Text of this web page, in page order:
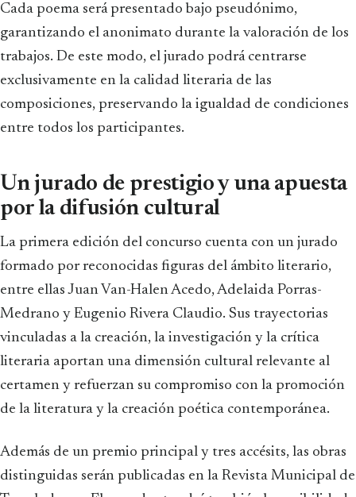
Cada poema será presentado bajo pseudónimo,
garantizando el anonimato durante la valoración de los
trabajos. De este modo, el jurado podrá centrarse
exclusivamente en la calidad literaria de las
composiciones, preservando la igualdad de condiciones
entre todos los participantes.
Un jurado de prestigio y una apuesta
por la difusión cultural
La primera edición del concurso cuenta con un jurado
formado por reconocidas figuras del ámbito literario,
entre ellas Juan Van-Halen Acedo, Adelaida Porras-
Medrano y Eugenio Rivera Claudio. Sus trayectorias
vinculadas a la creación, la investigación y la crítica
literaria aportan una dimensión cultural relevante al
certamen y refuerzan su compromiso con la promoción
de la literatura y la creación poética contemporánea.
Además de un premio principal y tres accésits, las obras
distinguidas serán publicadas en la Revista Municipal de